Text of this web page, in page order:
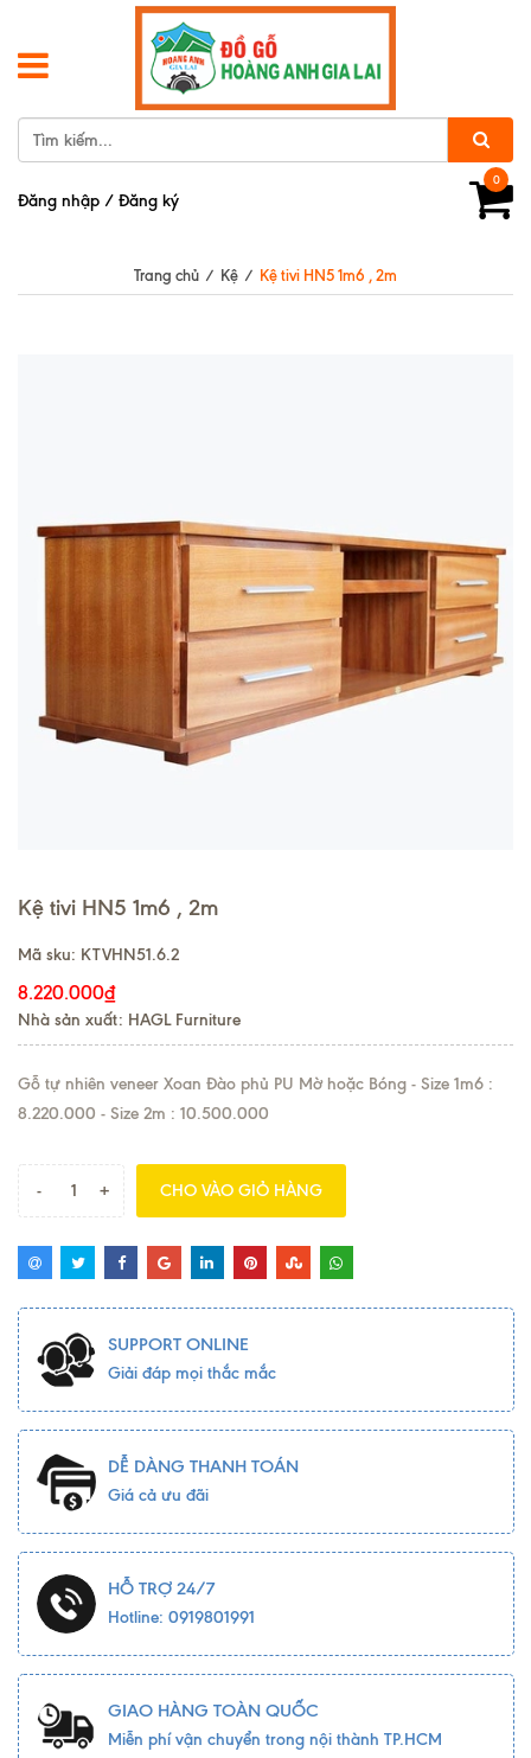
0
Đăng nhập / Đăng ký
Trang chủ / Kệ / Kệ tivi HN5 1m6 , 2m
Kệ tivi HN5 1m6 , 2m
Mã sku: KTVHN51.6.2
8.220.000₫
Nhà sản xuất: HAGL Furniture
Gỗ tự nhiên veneer Xoan Đào phủ PU Mờ hoặc Bóng - Size 1m6 :
8.220.000 - Size 2m : 10.500.000
- + CHO VÀO GIỎ HÀNG
SUPPORT ONLINE
Giải đáp mọi thắc mắc
DỄ DÀNG THANH TOÁN
Giá cả ưu đãi
HỖ TRỢ 24/7
Hotline: 0919801991
GIAO HÀNG TOÀN QUỐC
Miễn phí vận chuyển trong nội thành TP.HCM